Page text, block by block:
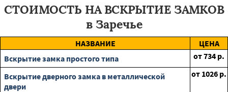
СТОИМОСТЬ НА ВСКРЫТИЕ ЗАМКОВ
в Заречье
НАЗВАНИЕ
ЦЕНА
Вскрытие замка простого типа
от734 р.
Вскрытие дверного замка в металлической
двери
от 1026 р.